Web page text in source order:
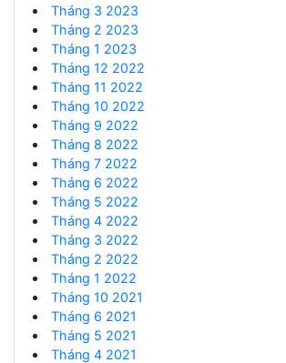
Tháng 3 2023
Tháng 2 2023
Tháng 1 2023
Tháng 12 2022
Tháng 11 2022
Tháng 10 2022
Tháng 9 2022
Tháng 8 2022
Tháng 7 2022
Tháng 6 2022
Tháng 5 2022
Tháng 4 2022
Tháng 3 2022
Tháng 2 2022
Tháng 1 2022
Tháng 10 2021
Tháng 6 2021
Tháng 5 2021
Tháng 4 2021